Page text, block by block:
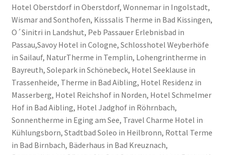
Hotel Oberstdorf in Oberstdorf, Wonnemar in Ingolstadt,
Wismar and Sonthofen, Kisssalis Therme in Bad Kissingen,
O´Sinitri in Landshut, Peb Passauer Erlebnisbad in
Passau,Savoy Hotel in Cologne, Schlosshotel Weyberhöfe
in Sailauf, NaturTherme in Templin, Lohengrintherme in
Bayreuth, Solepark in Schönebeck, Hotel Seeklause in
Trassenheide, Therme in Bad Aibling, Hotel Residenz in
Masserberg, Hotel Reichshof in Norden, Hotel Schmelmer
Hof in Bad Aibling, Hotel Jadghof in Röhrnbach,
Sonnentherme in Eging am See, Travel Charme Hotel in
Kühlungsborn, Stadtbad Soleo in Heilbronn, Rottal Terme
in Bad Birnbach, Bäderhaus in Bad Kreuznach,